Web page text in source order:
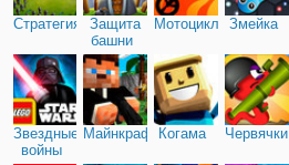
Стратегия
Защита
башни
МотоциклыЗмейка
Звездные
войны
МайнкрафтКогама Червячки